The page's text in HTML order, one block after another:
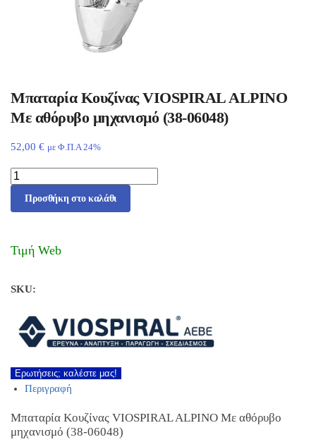
Μπαταρία Κουζίνας VIOSPIRAL ALPINO
Με αθόρυβο μηχανισμό (38-06048)
52,00 € με Φ.Π.Α 24%
Προσθήκη στο καλάθι
Τιμή Web
SKU:
Ερωτήσεις; καλέστε μας!
Περιγραφή
Μπαταρία Κουζίνας VIOSPIRAL ALPINO Με αθόρυβο
μηχανισμό (38-06048)